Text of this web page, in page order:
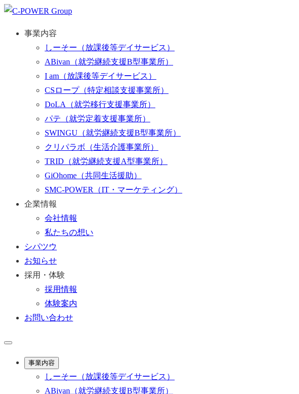
事業内容
しーそー （放課後等デイサービス）
ABivan （就労継続支援B型事業所）
I am （放課後等デイサービス）
CSロープ（特定相談支援事業所）
DoLA
（就労移行支援事業所）
パテ （就労定着支援事業所）
SWINGU （就労継続支援B型事業所）
クリパラボ （生活介護事業所）
TRID （就労継続支援A型事業所）
GiOhome （共同生活援助）
SMC-POWER
（IT・マーケティング）
企業情報
会社情報
私たちの想い
シパツウ
お知らせ
採用・体験
採用情報
体験案内
お問い合わせ
事業内容
しーそー （放課後等デイサービス）
ABivan （就労継続支援B型事業所）